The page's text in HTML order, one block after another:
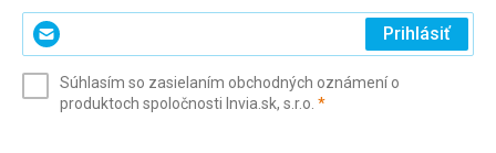
Zadajte
svoj
(povinné)
Prihlásiť
Súhlasím so zasielaním obchodných oznámení o
produktoch spoločnosti Invia.sk, s.r.o. *(povinné)